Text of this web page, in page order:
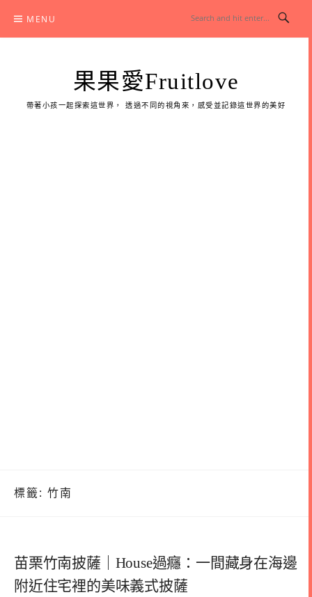
content
MENU
果果愛Fruitlove
帶著小孩一起探索這世界， 透過不同的視角來，感受並記錄這世界的美好
標籤: 竹南
苗栗竹南披薩｜House過癮：一間藏身在海邊
附近住宅裡的美味義式披薩